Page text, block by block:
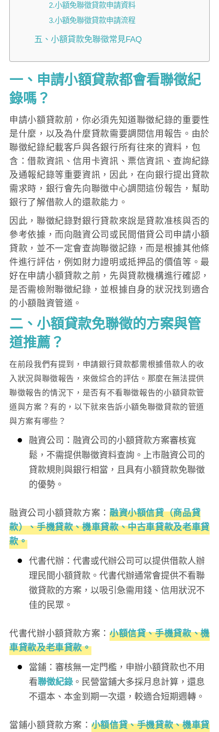
2.小額免聯徵貸款申請資料
3.小額免聯徵貸款申請流程
五、小額貸款免聯徵常見FAQ
一、申請小額貸款都會看聯徵紀
錄嗎？
申請小額貸款前，你必須先知道聯徵紀錄的重要性
是什麼，以及為什麼貸款需要調閱信用報告。由於
聯徵紀錄紀載客戶與各銀行所有往來的資料，包
含：借款資訊、信用卡資訊、票信資訊、查詢紀錄
及通報紀錄等重要資訊，因此，在向銀行提出貸款
需求時，銀行會先向聯徵中心調閱這份報告，幫助
銀行了解借款人的還款能力。
因此，聯徵紀錄對銀行貸款來說是貸款准核與否的
參考依據，而向融資公司或民間借貸公司申請小額
貸款，並不一定會查詢聯徵記錄，而是根據其他條
件進行評估，例如財力證明或抵押品的價值等。最
好在申請小額貸款之前，先與貸款機構進行確認，
是否需檢附聯徵紀錄，並根據自身的狀況找到適合
的小額融資管道。
二、 小額貸款免聯徵的方案與管
道推薦？
在前段我們有提到，申請銀行貸款都需根據借款人的收
入狀況與聯徵報告，來做綜合的評估。 那麼在無法提供
聯徵報告的情況下，是否有不看聯徵報告的小額貸款管
道與方案？有的，以下就來告訴小額免聯徵貸款的管道
與方案有哪些？
融資公司：融資公司的小額貸款方案審核寬
鬆，不需提供聯徵資料查詢。上市融資公司的
貸款規則與銀行相當，且具有小額貸款免聯徵
的優勢。
融資公司小額貸款方案： 融資小額信貸（商品貸
款）、手機貸款、機車貸款、中古車貸款及老車貸
款。
代書代辦：代書或代辦公司可以提供借款人辦
理民間小額貸款。代書代辦通常會提供不看聯
徵貸款的方案，以吸引急需用錢、信用狀況不
佳的民眾。
代書代辦小額貸款方案： 小額信貸、手機貸款、機
車貸款及老車貸款。
當鋪：審核無一定門檻，申辦小額貸款也不用
看聯徵紀錄 。民營當鋪大多採月息計算，還息
不還本、本金到期一次還，較適合短期週轉。
當鋪小額貸款方案： 小額信貸、手機貸款、機車貸